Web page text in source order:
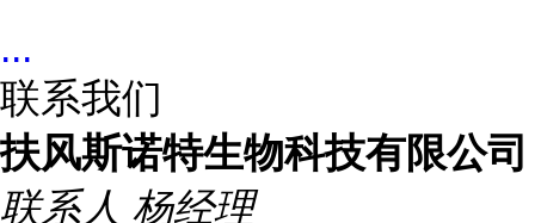
...
联系我们
扶风斯诺特生物科技有限公司
联系人 杨经理